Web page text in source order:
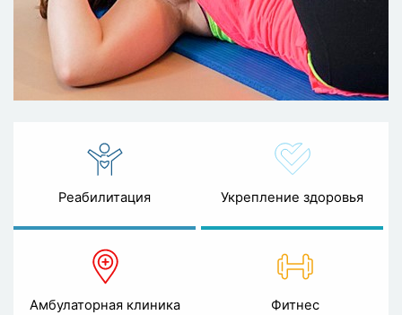
Реабилитация Укрепление здоровья
Амбулаторная клиника Фитнес